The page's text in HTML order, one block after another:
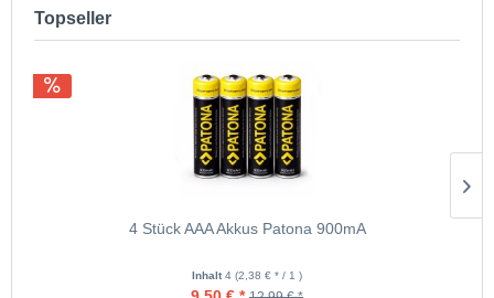
Topseller
4 Stück AAA Akkus Patona 900mA
Inhalt 4 (2,38 € * / 1 )